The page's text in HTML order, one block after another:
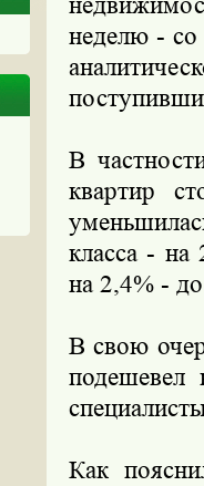
неделю - со
В
квартир
класса - на
на 2,4% -
В свою
подешевел
Как